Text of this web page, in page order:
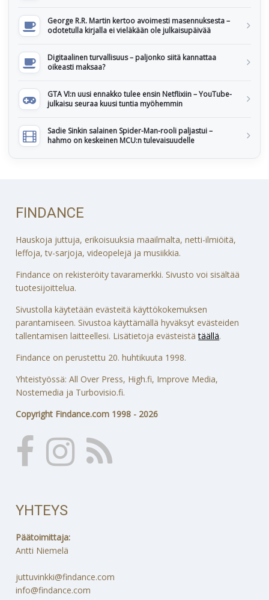
George R.R. Martin kertoo avoimesti masennuksesta –
odotetulla kirjalla ei vieläkään ole julkaisupäivää
Digitaalinen turvallisuus – paljonko siitä kannattaa
oikeasti maksaa?
GTA VI:n uusi ennakko tulee ensin Netflixiin – YouTube-
julkaisu seuraa kuusi tuntia myöhemmin
Sadie Sinkin salainen Spider-Man-rooli paljastui –
hahmo on keskeinen MCU:n tulevaisuudelle
FINDANCE
Hauskoja juttuja, erikoisuuksia maailmalta, netti-ilmiöitä,
leffoja, tv-sarjoja, videopelejä ja musiikkia.
Findance on rekisteröity tavaramerkki. Sivusto voi sisältää
tuotesijoittelua.
Sivustolla käytetään evästeitä käyttökokemuksen
parantamiseen. Sivustoa käyttämällä hyväksyt evästeiden
tallentamisen laitteellesi. Lisätietoja evästeistätäällä.
Findance on perustettu 20. huhtikuuta 1998.
Yhteistyössä: All Over Press, High.fi, Improve Media,
Nostemedia ja Turbovisio.fi.
Copyright Findance.com 1998 - 2026
YHTEYS
Päätoimittaja:
Antti Niemelä
juttuvinkki@findance.com
info@findance.com